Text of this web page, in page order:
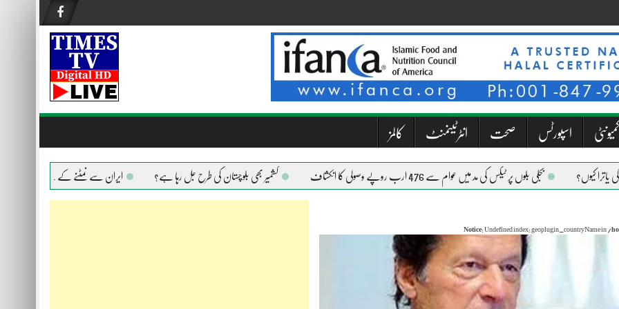
کمیونٹی اسپورٹس صحت انٹرٹینمنٹ کالمز
بجلی بلوں پر ٹیکس کی مد میں عوام سے 476 ارب روپے وصولی کا انکشاف کشمیر بھی بلوچستان کی طرح جل رہا ہے؟ ایران سے نمٹنے کے لیے امریکا ہر ہتھیار
Notice: Undefined index: geoplugin_countryName in /